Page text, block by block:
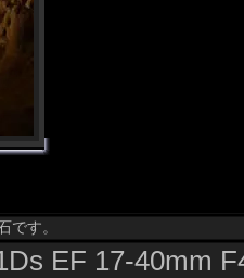
です。
EF 17-40mm